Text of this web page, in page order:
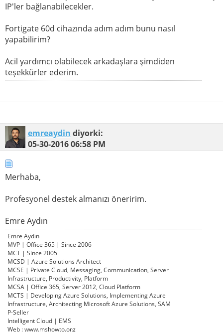
IP'ler bağlanabilecekler.
Fortigate 60d cihazında adım adım bunu nasıl
yapabilirim?
Acil yardımcı olabilecek arkadaşlara şimdiden
teşekkürler ederim.
emreaydin diyorki:
05-30-201606:58 PM
Merhaba,
Profesyonel destek almanızı öneririm.
Emre Aydın
Emre Aydın
MVP | Office 365 | Since 2006
MCT | Since 2005
MCSD | Azure Solutions Architect
MCSE | Private Cloud, Messaging, Communication, Server
Infrastructure, Productivity, Platform
MCSA | Office 365, Server 2012, Cloud Platform
MCTS | Developing Azure Solutions, Implementing Azure
Infrastructure, Architecting Microsoft Azure Solutions, SAM
P-Seller
Intelligent Cloud | EMS
Web : www.mshowto.org